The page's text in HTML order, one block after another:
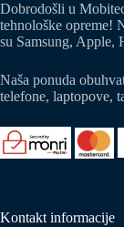
Dobrodošli u
tehnološke opreme!
su Samsung, Apple,
Naša ponuda
telefone, laptopove,
Kontakt informacije